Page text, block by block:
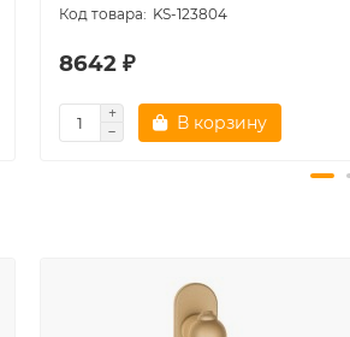
KS-123804
8642 ₽
В корзину